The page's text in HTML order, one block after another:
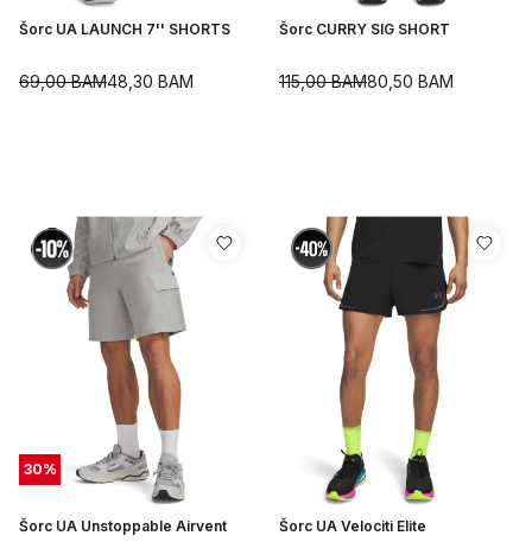
Šorc UA LAUNCH 7'' SHORTS
48,30 BAM
69,00BAM
Šorc CURRY SIG SHORT
80,50 BAM
115,00BAM
30%
Šorc UA Unstoppable Airvent Šorc UA Velociti Elite